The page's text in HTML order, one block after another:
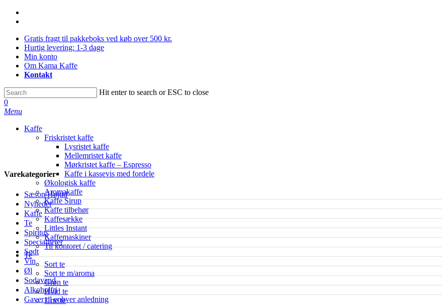
Skip
contentGratis fragt til pakkeboks ved køb over 500 kr.
Hurtig levering: 1-3 dage
Min konto
Om Kama Kaffe
Kontakt
Hit enter to search or ESC to close
Close
Search
0
Menu
Kaffe
Friskristet kaffe
Lysristet kaffe
Mellemristet kaffe
Mørkristet kaffe – Espresso
Kaffe i kassevis med fordele
Økologisk kaffe
Aromakaffe
Kaffe Sirup
Kaffe tilbehør
Kaffesække
Littles Instant
Kaffemaskiner
Til kontoret / catering
Te
Sort te
Sort te m/aroma
Grøn te
Hvid te
Urte te
Varekategorier
Sæson/Højtid
Nyheder
Kaffe
Te
Spiritus
Specialiteter
Sødt
Vin
Øl
Sodavand
Alkoholfri
Gaver til enhver anledning